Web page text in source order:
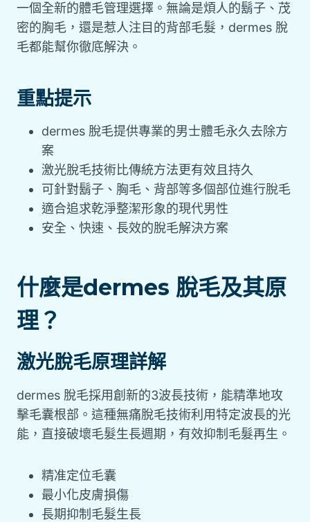
一個全新的體毛管理選擇。無論是煩人的鬍子、茂
密的胸毛，還是惹人注目的背部毛髮，dermes 脫
毛都能幫你徹底解決。
重點提示
dermes 脫毛提供專業的男士體毛永久去除方
案
激光脫毛技術比傳統方法更有效且持久
可針對鬍子、胸毛、背部等多個部位進行脫毛
適合追求乾淨整潔形象的現代男性
安全、快速、長效的脫毛解決方案
什麼是dermes 脫毛及其原
理？
激光脫毛原理詳解
dermes 脫毛採用創新的3波長技術，能精準地攻
擊毛囊根部。這種無痛脫毛技術利用特定波長的光
能，直接破壞毛髮生長週期，有效抑制毛髮再生。
精准定位毛囊
最小化皮膚損傷
長期抑制毛髮生長